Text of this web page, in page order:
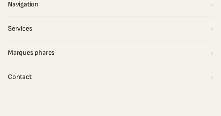
Navigation
Services
Marques phares
Contact